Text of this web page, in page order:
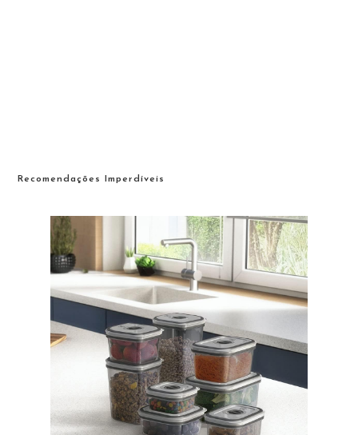
Recomendações Imperdíveis